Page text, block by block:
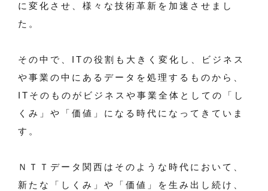
に変化させ、様々な技術革新を加速させまし
た。
その中で、ITの役割も大きく変化し、ビジネス
や事業の中にあるデータを処理するものから、
ITそのものがビジネスや事業全体としての「し
くみ」や「価値」になる時代になってきていま
す。
ＮＴＴデータ関西はそのような時代において、
新たな「しくみ」や「価値」を生み出し続け、